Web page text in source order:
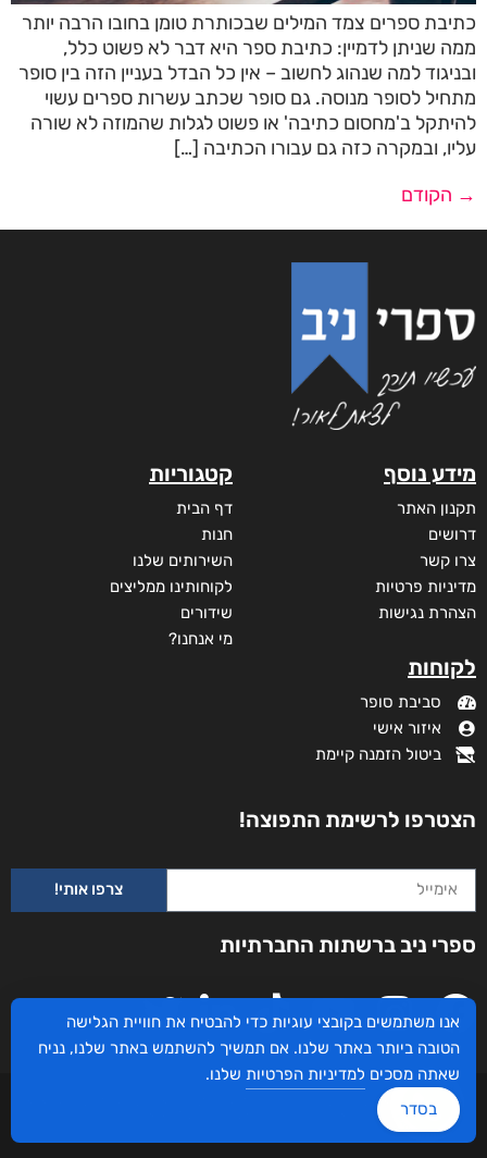
כתיבת ספרים צמד המילים שבכותרת טומן בחובו הרבה יותר
ממה שניתן לדמיין: כתיבת ספר היא דבר לא פשוט כלל,
ובניגוד למה שנהוג לחשוב – אין כל הבדל בעניין הזה בין סופר
מתחיל לסופר מנוסה. גם סופר שכתב עשרות ספרים עשוי
להיתקל ב'מחסום כתיבה' או פשוט לגלות שהמוזה לא שורה
עליו, ובמקרה כזה גם עבורו הכתיבה […]
→ הקודם
מידע נוסף
תקנון האתר
דרושים
צרו קשר
מדיניות פרטיות
הצהרת נגישות
לקוחות
סביבת סופר
איזור אישי
ביטול הזמנה קיימת
קטגוריות
דף הבית
חנות
השירותים שלנו
לקוחותינו ממליצים
שידורים
מי אנחנו?
הצטרפו לרשימת התפוצה!
צרפו אותי!
ספרי ניב ברשתות החברתיות
עיצוב ובניית האתר: ספרי ניב © כל הזכויות שמורות. בוקסאי טכנולוגיות בע"מ שד אבא
אנו משתמשים בקובצי עוגיות כדי להבטיח את חוויית הגלישה
הטובה ביותר באתר שלנו. אם תמשיך להשתמש באתר שלנו, נניח
שאתה מסכים למדיניות הפרטיות שלנו.
בסדר